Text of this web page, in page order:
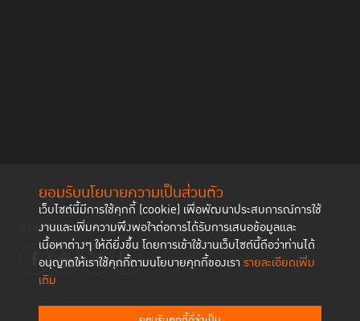
ยอมรับนโยบายความเป็นส่วนตัว
เว็บไซต์นี้มีการใช้คุกกี้ (cookie) เพื่อพัฒนาประสบการณ์การใช้
งานและเพิ่มความพึงพอใจต่อการได้รับการเสนอข้อมูลและ
เนื้อหาต่างๆ ให้ดียิ่งขึ้น โดยการเข้าใช้งานเว็บไซต์นี้ถือว่าท่านได้
อนุญาตให้เราใช้คุกกี้ตามนโยบายคุกกี้ของเรา รายละเอียดเพิ่ม
เติม
ติดตามช่องทาง social